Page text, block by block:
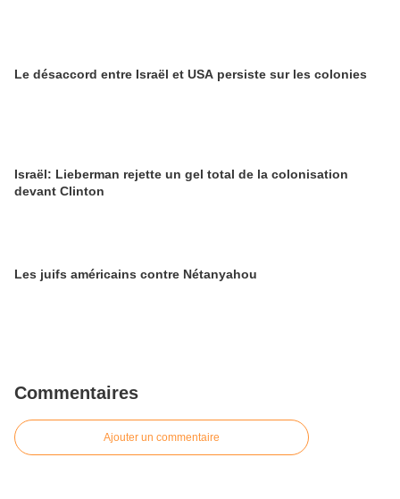
Le désaccord entre Israël et USA persiste sur les colonies
Israël: Lieberman rejette un gel total de la colonisation
devant Clinton
Les juifs américains contre Nétanyahou
Commentaires
Ajouter un commentaire